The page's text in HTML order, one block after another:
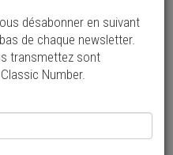
vues par
collectionneurs
annonce
désabonner en suivant
de chaque newsletter.
transmettez sont
Number.